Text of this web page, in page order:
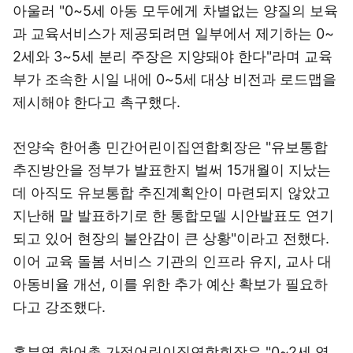
아울러 "0~5세 아동 모두에게 차별없는 양질의 보육
과 교육서비스가 제공되려면 일부에서 제기하는 0~
2세와 3~5세 분리 주장은 지양돼야 한다"라며 교육
부가 조속한 시일 내에 0~5세 대상 비전과 로드맵을
제시해야 한다고 촉구했다.
전양숙 한어총 민간어린이집연합회장은 "유보통합
추진방안을 정부가 발표한지 벌써 15개월이 지났는
데 아직도 유보통합 추진계획안이 마련되지 않았고
지난해 말 발표하기로 한 통합모델 시안발표도 연기
되고 있어 현장의 불안감이 큰 상황"이라고 전했다.
이어 교육 돌봄 서비스 기관의 인프라 유지, 교사 대
아동비율 개선, 이를 위한 추가 예산 확보가 필요하
다고 강조했다.